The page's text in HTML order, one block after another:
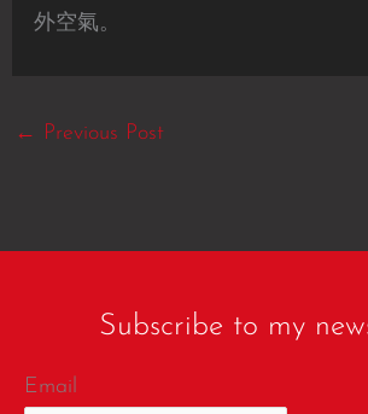
外空氣。
← Previous Post
Subscribe to my
Email